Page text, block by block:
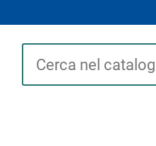
Cerca su "Catalogo"